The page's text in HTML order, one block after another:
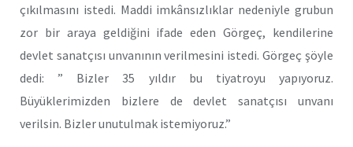
çıkılmasını istedi. Maddi imkânsızlıklar nedeniyle grubun
zor bir araya geldiğini ifade eden Görgeç, kendilerine
devlet sanatçısı unvanının verilmesini istedi. Görgeç şöyle
dedi: ” Bizler 35 yıldır bu tiyatroyu yapıyoruz.
Büyüklerimizden bizlere de devlet sanatçısı unvanı
verilsin. Bizler unutulmak istemiyoruz.”